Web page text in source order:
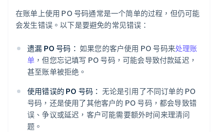
在账单上使用 PO 号码通常是一个简单的过程，但仍可能
会发生错误。以下是要避免的常见错误：
遗漏 PO 号码： 如果您的客户使用 PO 号码来处理账
单 ，但您忘记填写 PO 号码，可能会导致付款延迟，
甚至账单被拒绝。
使用错误的 PO 号码： 无论是引用了不同订单的 PO
号码，还是使用了其他客户的 PO 号码，都会导致错
误、争议或延迟，客户可能需要额外时间来理清问
题。